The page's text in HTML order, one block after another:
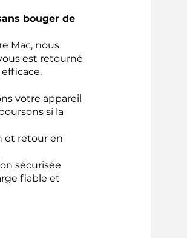
bouger de
Mac, nous
est retourné
votre appareil
si la
et retour en
sécurisée
fiable et